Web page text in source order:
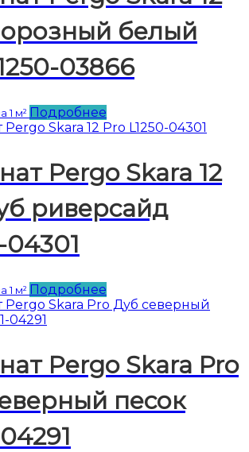
белый
03866
1 м² Подробнее
Pergo Skara 12
риверсайд
04301
1 м² Подробнее
Pergo Skara Pro
песок